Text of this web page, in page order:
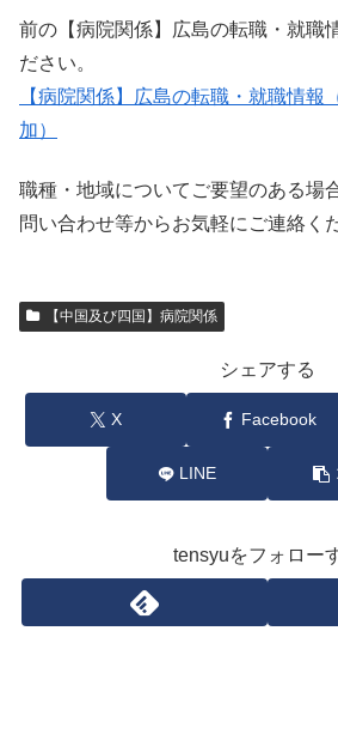
前の【病院関係】広島の転職・就職
ださい。
【病院関係】広島の転職・就職情報
加）
職種・地域についてご要望のある場
問い合わせ等からお気軽にご連絡く
【中国及び四国】病院関係
シェアする
X Facebook
LINE
tensyuをフォロー